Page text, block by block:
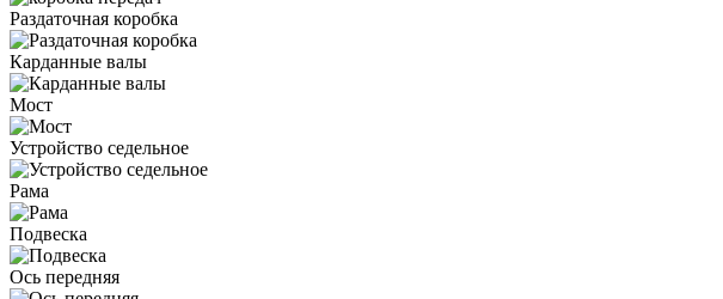
Раздаточная коробка
Карданные валы
Мост
Устройство седельное
Рама
Подвеска
Ось передняя